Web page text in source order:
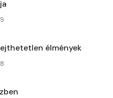
élmények